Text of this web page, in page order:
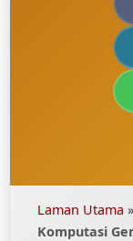
Laman Utama »
Komputasi